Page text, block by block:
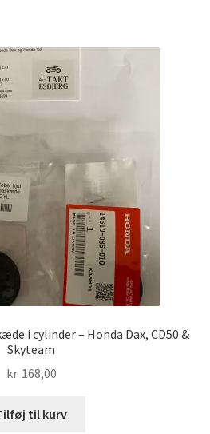
i cylinder – Honda Dax, CD50 &
Skyteam
kr. 168,00
til kurv